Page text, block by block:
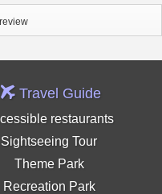
Travel Guide
restaurants
Sightseeing Tour
Theme Park
Recreation Park